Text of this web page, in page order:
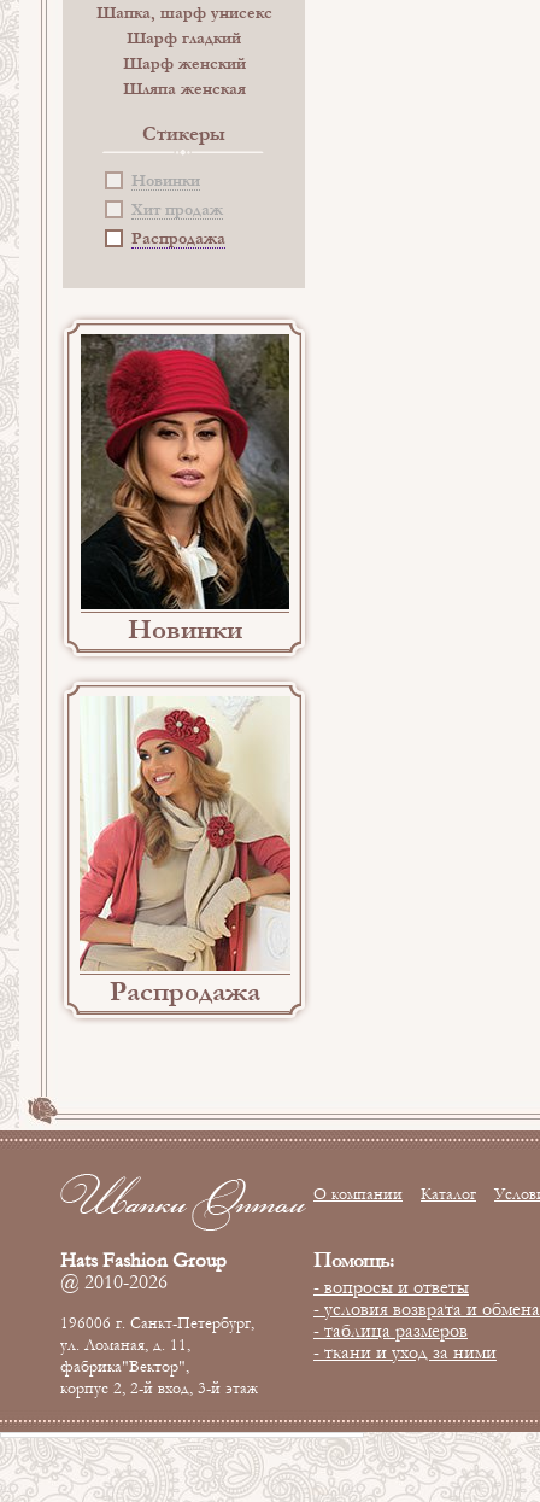
Шапка, шарф унисекс
Шарф гладкий
Шарф женский
Шляпа женская
Стикеры
Новинки
Хит продаж
Распродажа
Новинки
Распродажа
Hats Fashion Group
@ 2010-2026
196006 г. Санкт-Петербург,
ул. Ломаная, д. 11,
фабрика"Вектор",
корпус 2, 2-й вход, 3-й этаж
О компании Каталог
Помощь:
- вопросы и ответы
- условия возврата и обмена
- таблица размеров
- ткани и уход за ними